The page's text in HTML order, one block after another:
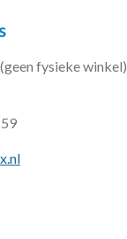
fysieke winkel)